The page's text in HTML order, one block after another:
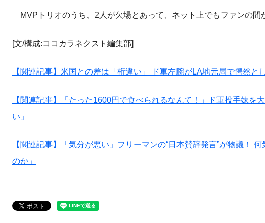
MVPトリオのうち、2人が欠場とあって、ネット上でもファンの間
[文/構成:ココカラネクスト編集部]
【関連記事】米国との差は「桁違い」 ド軍左腕がLA地元局で愕然と
【関連記事】「たった1600円で食べられるなんて！」ド軍投手妹
い」
【関連記事】「気分が悪い」フリーマンの“日本賛辞発言”が物議！
のか」